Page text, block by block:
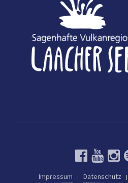
Impressum Datenschutz